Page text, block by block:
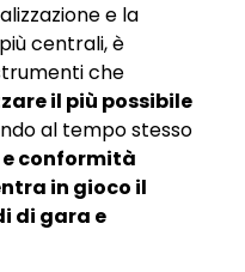
e la
centrali, è
che
il più possibile
al tempo stesso
conformità
in gioco il
di gara e